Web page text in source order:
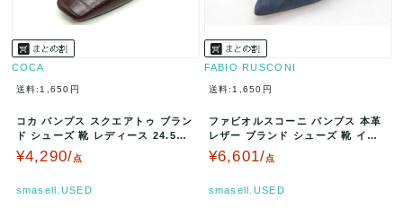
COCA
送料:1,650円
コカ パンプス スクエアトゥ ブラン
ド シューズ 靴 レディース 24.5サ
イズ ブラウン COCA…
¥4,290/点
smasell.USED
FABIO RUSCONI
送料:1,650円
ファビオルスコーニ パンプス 本革
レザー ブランド シューズ 靴 イタ
リア製 レディース 35.5…
¥6,601/点
smasell.USED